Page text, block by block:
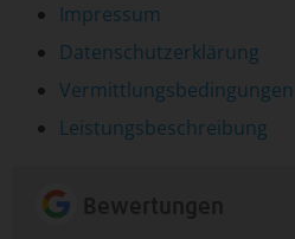
Impressum
Datenschutzerklärung
Vermittlungsbedingungen
Leistungsbeschreibung